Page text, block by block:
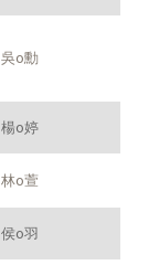
吳o勳
楊o婷
林o萱
侯o羽